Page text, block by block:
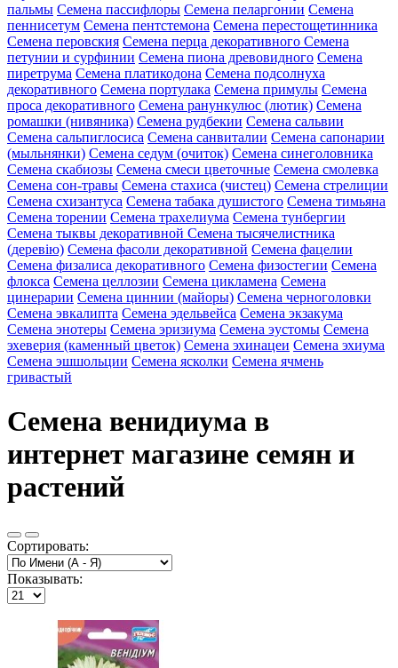
пальмы Семена пассифлоры Семена пеларгонии Семена
пеннисетум Семена пентстемона Семена перестощетинника
Семена перовския Семена перца декоративного Семена
петунии и сурфинии Семена пиона древовидного Семена
пиретрума Семена платикодона Семена подсолнуха
декоративного Семена портулака Семена примулы Семена
проса декоративного Семена ранункулюс (лютик) Семена
ромашки (нивяника) Семена рудбекии Семена сальвии
Семена сальпиглосиса Семена санвиталии Семена сапонарии
(мыльнянки) Семена седум (очиток) Семена синеголовника
Семена скабиозы Семена смеси цветочные Семена смолевка
Семена сон-травы Семена стахиса (чистец) Семена стрелиции
Семена схизантуса Семена табака душистого Семена тимьяна
Семена торении Семена трахелиума Семена тунбергии
Семена тыквы декоративной Семена тысячелистника
(деревію) Семена фасоли декоративной Семена фацелии
Семена физалиса декоративного Семена физостегии Семена
флокса Семена целлозии Семена цикламена Семена
цинерарии Семена циннии (майоры) Семена черноголовки
Семена эвкалипта Семена эдельвейса Семена экзакума
Семена энотеры Семена эризиума Семена эустомы Семена
эхеверия (каменный цветок) Семена эхинацеи Семена эхиума
Семена эшшольции Семена ясколки Семена ячмень
гривастый
Семена венидиума в
интернет магазине семян и
растений
Сортировать:
Показывать: